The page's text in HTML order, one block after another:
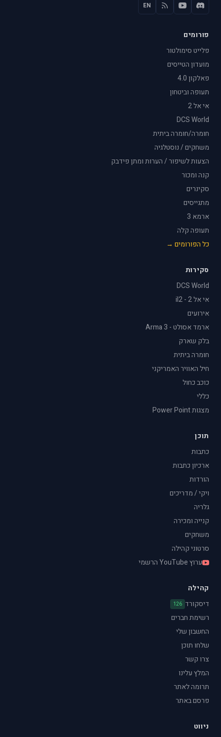
EN
פורומים
פלייט סימולטור
מועדון הטייסים
פאלקון 4.0
תעופה וביטחון
אי אל 2
DCS World
חומרה/חומרה ביתית
משחקים / נוסטלגיה
הצעות לשיפור / הערות ומתן פידבק
קנה ומכור
סקינרים
מתגייסים
ארמא 3
תעופה קלה
כל הפורומים →
סקירות
DCS World
אי אל 2 - il2
אירועים
ארמד אסולט - Arma 3
בלק שארק
חומרה ביתית
חיל האוויר האמריקני
כוכב כחול
כללי
מצגות Power Point
תוכן
כתבות
ארכיון כתבות
הורדות
ויקי / מדריכים
גלריה
קנייה ומכירה
משחקים
סרטוני קהילה
ערוץ YouTube הרשמי
קהילה
דיסקורד 126
רשימת חברים
החשבון שלי
שלחו תוכן
צרו קשר
המלץ עלינו
תרומה לאתר
פרסם באתר
ניווט